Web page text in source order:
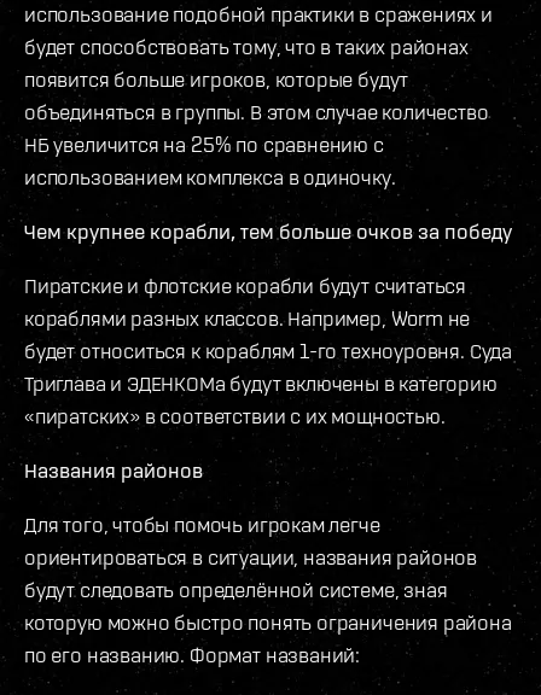
использование подобной практики в сражениях и
будет способствовать тому, что в таких районах
появится больше игроков, которые будут
объединяться в группы. В этом случае количество
НБ увеличится на 25% по сравнению с
использованием комплекса в одиночку.
Чем крупнее корабли, тем больше очков за победу
Пиратские и флотские корабли будут считаться
кораблями разных классов. Например, Worm не
будет относиться к кораблям 1-го техноуровня. Суда
Триглава и ЭДЕНКОМа будут включены в категорию
«пиратских» в соответствии с их мощностью.
Названия районов
Для того, чтобы помочь игрокам легче
ориентироваться в ситуации, названия районов
будут следовать определённой системе, зная
которую можно быстро понять ограничения района
по его названию. Формат названий: